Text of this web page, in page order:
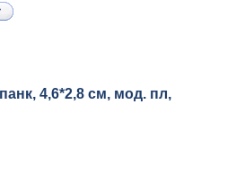
4,6*2,8 см, мод. пл,